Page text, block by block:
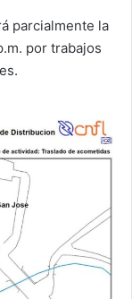
parcialmente la
por trabajos